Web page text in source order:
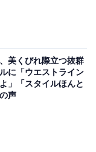
美くびれ際立つ抜群
に「ウエストライン
」「スタイルほんと
声